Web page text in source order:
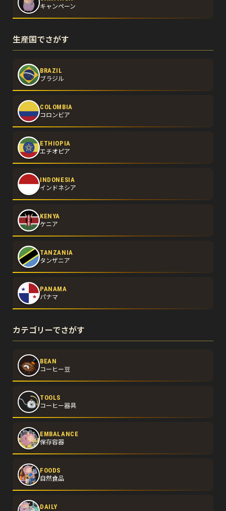
キャンペーン
生産国でさがす
BRAZIL
ブラジル
COLOMBIA
コロンビア
ETHIOPIA
エチオピア
INDONESIA
インドネシア
KENYA
ケニア
TANZANIA
タンザニア
PANAMA
パナマ
カテゴリーでさがす
BEAN
コーヒー豆
TOOLS
コーヒー器具
EMBALANCE
保存容器
FOODS
自然食品
DAILY